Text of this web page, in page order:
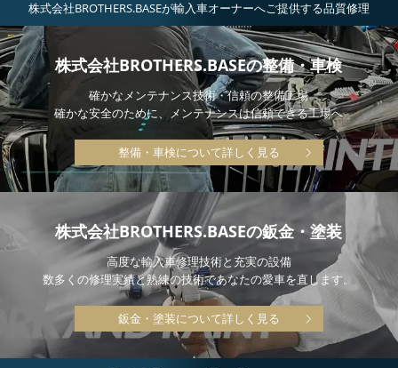
株式会社BROTHERS.BASEが輸入車オーナーへご提供する品質修理
株式会社BROTHERS.BASEの整備・車検
確かなメンテナンス技術・信頼の整備工場
確かな安全のために、メンテナンスは信頼できる工場へ
整備・車検について詳しく見る
株式会社BROTHERS.BASEの鈑金・塗装
高度な輸入車修理技術と充実の設備
数多くの修理実績と熟練の技術であなたの愛車を直します。
鈑金・塗装について詳しく見る